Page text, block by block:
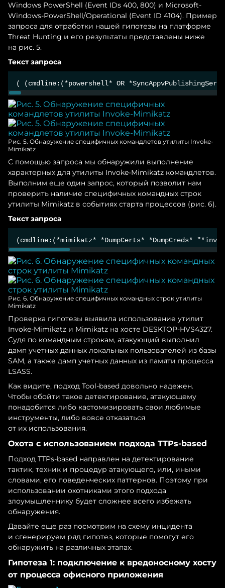
Windows PowerShell (Event IDs 400, 800) и Microsoft-
Windows-PowerShell/Operational (Event ID 4104). Пример
запроса для отработки нашей гипотезы на платформе
Threat Hunting и его результаты представлены ниже
на рис. 5.
Текст запроса
( (cmdline:(*powershell* OR
Рис. 5. Обнаружение специфичных командлетов утилиты Invoke-
Mimikatz
С помощью запроса мы обнаружили выполнение
характерных для утилиты Invoke-Mimikatz командлетов.
Выполним еще один запрос, который позволит нам
проверить наличие специфичных командных строк
утилиты Mimikatz в событиях старта процессов (рис. 6).
Текст запроса
Рис. 6. Обнаружение специфичных командных строк утилиты
Mimikatz
Проверка гипотезы выявила использование утилит
Invoke-Mimikatz и Mimikatz на хосте DESKTOP-HVS4327.
Судя по командным строкам, атакующий выполнил
дамп учетных данных локальных пользователей из базы
SAM, а также дамп учетных данных из памяти процесса
LSASS.
Как видите, подход Tool-based довольно надежен.
Чтобы обойти такое детектирование, атакующему
понадобится либо кастомизировать свои любимые
инструменты, либо вовсе отказаться
от их использования.
Охота с использованием подхода TTPs-based
Подход TTPs-based направлен на детектирование
тактик, техник и процедур атакующего, или, иными
словами, его поведенческих паттернов. Поэтому при
использовании охотниками этого подхода
злоумышленнику будет сложнее всего избежать
обнаружения.
Давайте еще раз посмотрим на схему инцидента
и сгенерируем ряд гипотез, которые помогут его
обнаружить на различных этапах.
Гипотеза 1: подключение к вредоносному хосту
от процесса офисного приложения